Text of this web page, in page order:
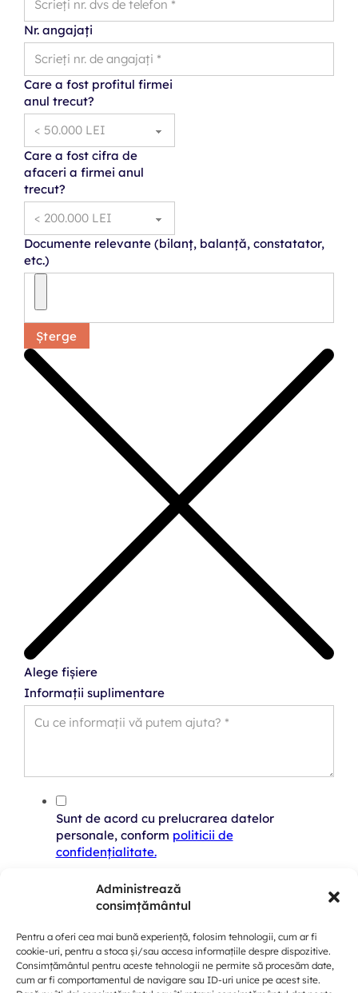
Administrează
consimțământul
Pentru a oferi cea mai bună experiență, folosim tehnologii, cum ar fi
cookie-uri, pentru a stoca și/sau accesa informațiile despre dispozitive.
Consimțământul pentru aceste tehnologii ne permite să procesăm date,
cum ar fi comportamentul de navigare sau ID-uri unice pe acest site.
Nr. angajați
Care a fost profitul firmei
anul trecut?
Care a fost cifra de
afaceri a firmei anul
trecut?
Documente relevante (bilanț, balanță, constatator,
etc.)
Șterge
Alege fișiere
Informații suplimentare
Sunt de acord cu prelucrarea datelor
personale, conform politicii de
confidențialitate.
Trimite solicitare